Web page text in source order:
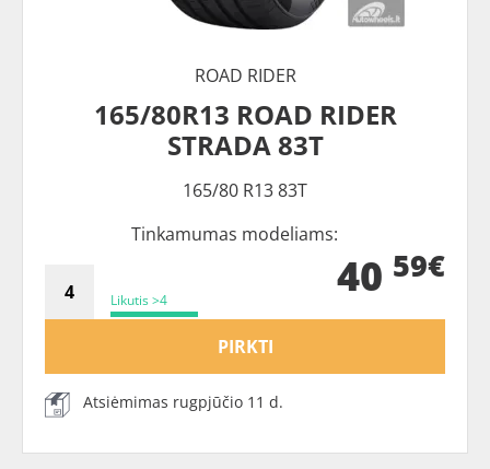
ROAD RIDER
165/80R13 ROAD RIDER
STRADA 83T
165/80 R13 83T
Tinkamumas modeliams:
Likutis >4 40 59€
PIRKTI
Atsiėmimas rugpjūčio 11 d.